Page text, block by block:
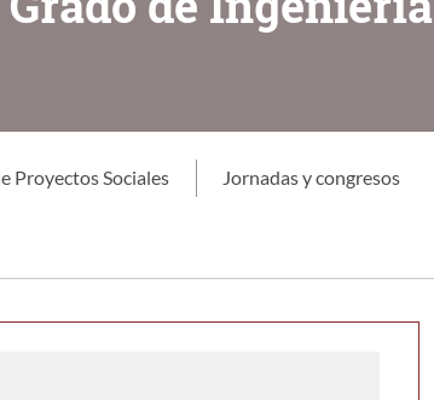
Proyectos Sociales Jornadas y congresos